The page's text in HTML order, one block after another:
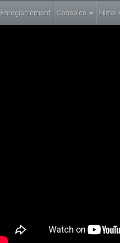
Enregistrement Consoles Films
E681 FRENCH
L’institut Auguste Armand est
écoles de cuisine de France.
reconnus et respectés. Un lieu clos
pour Maxime Delcourt et le reste